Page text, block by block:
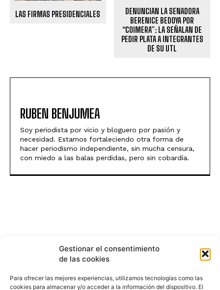
Gestionar el consentimiento
de las cookies
Para ofrecer las mejores experiencias, utilizamos tecnologías como las
cookies para almacenar y/o acceder a la información del dispositivo. El
LAS FIRMAS PRESIDENCIALES
DENUNCIAN LA SENADORA
BERENICE BEDOYA POR
“COIMERA”: LA SEÑALAN DE
PEDIR PLATA A INTEGRANTES
DE SU UTL
RUBEN BENJUMEA
Soy periodista por vicio y bloguero por pasión y
necesidad. Estamos fortaleciendo otra forma de
hacer periodismo independiente, sin mucha censura,
con miedo a las balas perdidas, pero sin cobardía.